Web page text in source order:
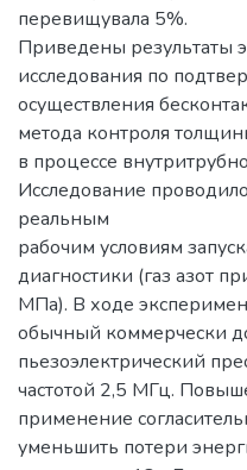
перевищувала 5%.
Приведены результаты
исследования по
осуществления
метода контроля
в процессе
Исследование
реальным
рабочим условиям
диагностики (газ азот
МПа). В ходе
обычный коммерчески
пьезоэлектрический
частотой 2,5 МГц.
применение
уменьшить потери